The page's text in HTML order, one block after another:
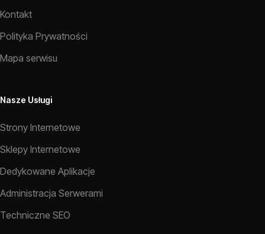
Kontakt
Polityka Prywatności
Mapa serwisu
Nasze Usługi
Strony Internetowe
Sklepy Internetowe
Dedykowane Aplikacje
Administracja Serwerami
Techniczne SEO